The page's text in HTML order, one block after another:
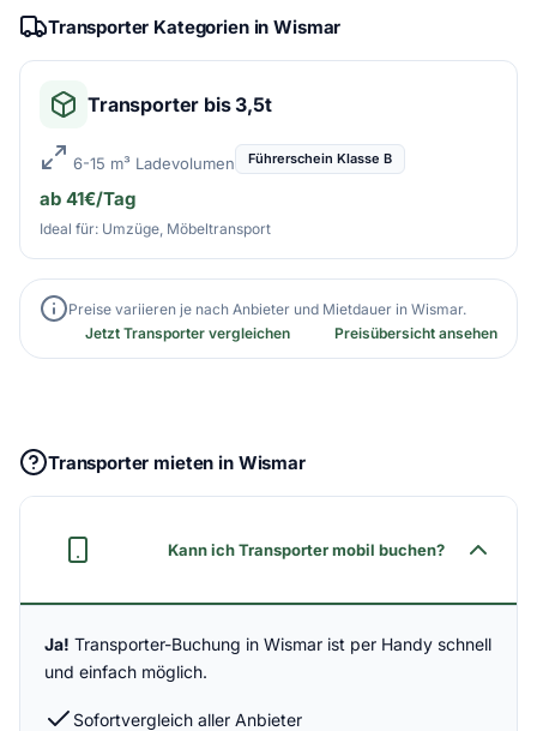
Transporter Kategorien in Wismar
Transporter bis 3,5t
6-15 m³ Ladevolumen Führerschein Klasse B
ab 41€/Tag
Ideal für: Umzüge, Möbeltransport
Preise variieren je nach Anbieter und Mietdauer in Wismar.
Jetzt Transporter vergleichen
Preisübersicht ansehen
Transporter mieten in Wismar
Kann ich Transporter mobil buchen?
Ja! Transporter-Buchung in Wismar ist per Handy schnell
und einfach möglich.
Sofortvergleich aller Anbieter